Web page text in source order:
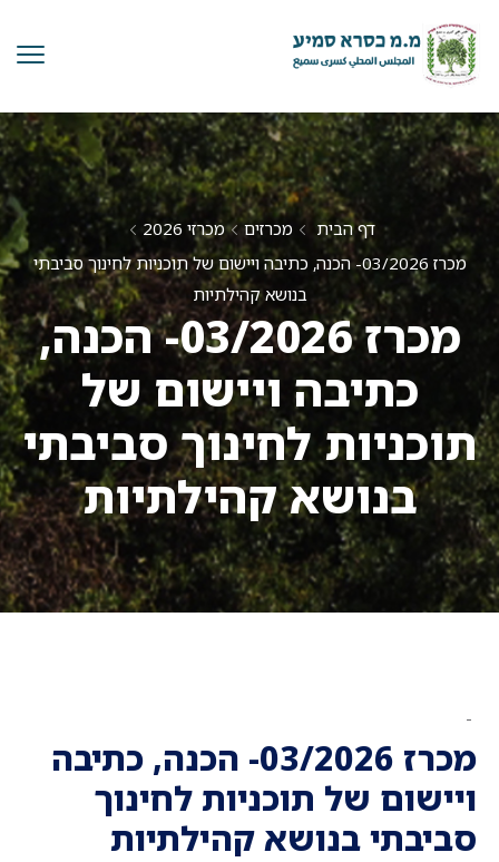
דף הבית מכרזים
מכרזי 2026
מכרז 03/2026- הכנה, כתיבה ויישום של תוכניות לחינוך סביבתי
בנושא קהילתיות
מכרז 03/2026- הכנה,
כתיבה ויישום של
תוכניות לחינוך סביבתי
בנושא קהילתיות
-
מכרז 03/2026- הכנה, כתיבה
ויישום של תוכניות לחינוך
סביבתי בנושא קהילתיות